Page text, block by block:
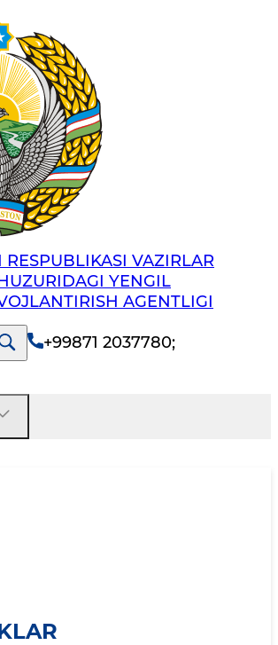
RESPUBLIKASI VAZIRLAR
YENGIL
AGENTLIGI
+99871 2037780;